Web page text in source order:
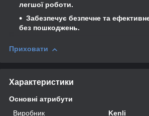
легшої роботи.
Забезпечує безпечне та
без пошкоджень.
Приховати
Характеристики
Основні атрибути
Виробник
Kenli